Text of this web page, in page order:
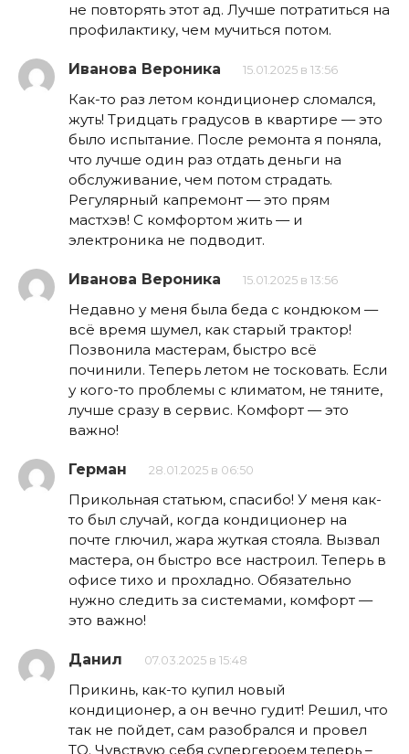
не повторять этот ад. Лучше потратиться на
профилактику, чем мучиться потом.
Иванова Вероника 15.01.2025 в 13:56
Как-то раз летом кондиционер сломался,
жуть! Тридцать градусов в квартире — это
было испытание. После ремонта я поняла,
что лучше один раз отдать деньги на
обслуживание, чем потом страдать.
Регулярный капремонт — это прям
мастхэв! С комфортом жить — и
электроника не подводит.
Иванова Вероника 15.01.2025 в 13:56
Недавно у меня была беда с кондюком —
всё время шумел, как старый трактор!
Позвонила мастерам, быстро всё
починили. Теперь летом не тосковать. Если
у кого-то проблемы с климатом, не тяните,
лучше сразу в сервис. Комфорт — это
важно!
Герман 28.01.2025 в 06:50
Прикольная статьюм, спасибо! У меня как-
то был случай, когда кондиционер на
почте глючил, жара жуткая стояла. Вызвал
мастера, он быстро все настроил. Теперь в
офисе тихо и прохладно. Обязательно
нужно следить за системами, комфорт —
это важно!
Данил 07.03.2025 в 15:48
Прикинь, как-то купил новый
кондиционер, а он вечно гудит! Решил, что
так не пойдет, сам разобрался и провел
ТО. Чувствую себя супергероем теперь –